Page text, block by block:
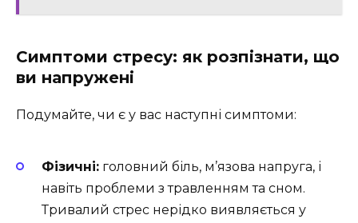
Симптоми стресу: як розпізнати, що
ви напружені
Подумайте, чи є у вас наступні симптоми:
Фізичні: головний біль, м’язова напруга, і
навіть проблеми з травленням та сном.
Тривалий стрес нерідко виявляється у